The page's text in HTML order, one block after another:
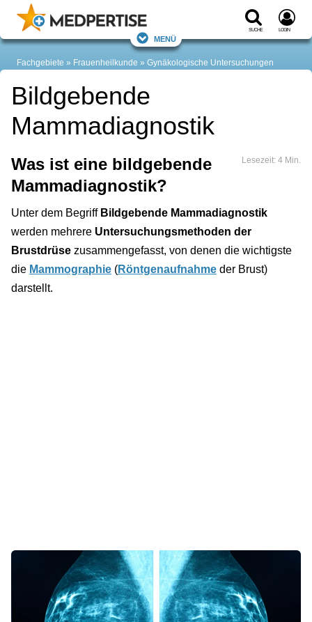
Suche Login
Menü
Fachgebiete Frauenheilkunde Gynäkologische Untersuchungen
Bildgebende
Mammadiagnostik
Lesezeit: 4 Min.
Was ist eine bildgebende
Mammadiagnostik?
Unter dem Begriff Bildgebende Mammadiagnostik
werden mehrere Untersuchungsmethoden der
Brustdrüse zusammengefasst, von denen die wichtigste
die Mammographie (Röntgenaufnahme der Brust)
darstellt.